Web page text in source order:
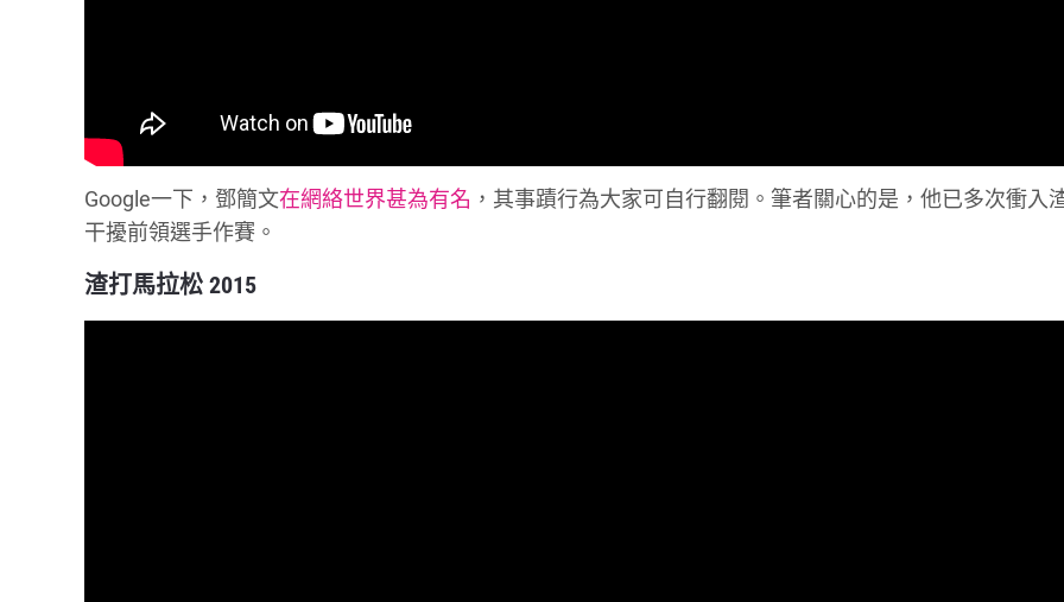
Google一下，鄧簡文在網絡世界甚為有名 ，其事蹟行為大家可自行翻閱。筆者關心的是，他已多次衝入
干擾前領選手作賽。
渣打馬拉松 2015